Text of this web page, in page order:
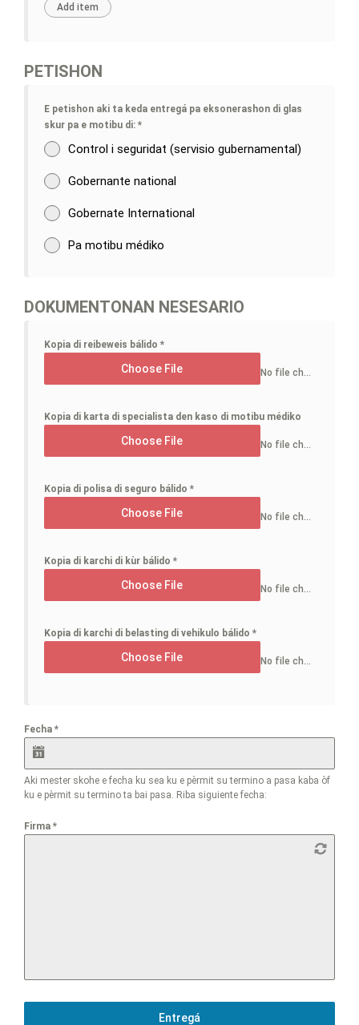
PETISHON
E petishon aki ta keda entregá pa eksonerashon di glas
skur pa e motibu di: *
Control i seguridat (servisio gubernamental)
Gobernante national
Gobernate International
Pa motibu médiko
DOKUMENTONAN NESESARIO
Kopia di reibeweis bálido *
Choose File
Kopia di karta di specialista den kaso di motibu médiko
Choose File
Kopia di polisa di seguro bálido *
Choose File
Kopia di karchi di kùr bálido *
Choose File
Kopia di karchi di belasting di vehikulo bálido *
Choose File
Fecha *
Aki mester skohe e fecha ku sea ku e pèrmit su termino a pasa kaba òf
ku e pèrmit su termino ta bai pasa. Riba siguiente fecha:
Firma *
Entregá